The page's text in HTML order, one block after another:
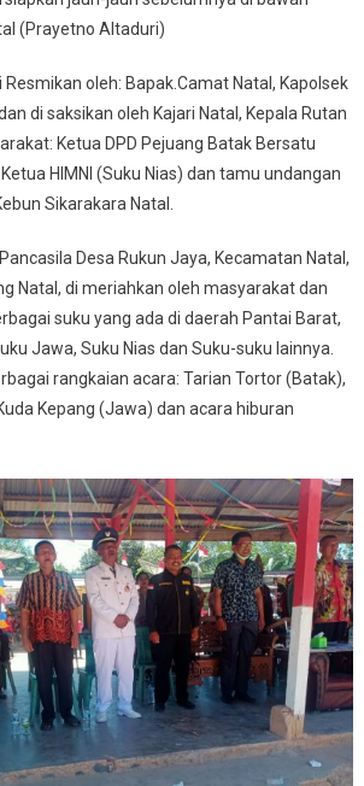
(Prayetno Altaduri)
oleh: Bapak.Camat Natal, Kapolsek
di saksikan oleh Kajari Natal, Kepala Rutan
Ketua DPD Pejuang Batak Bersatu
HIMNI (Suku Nias) dan tamu undangan
Sikarakara Natal.
Desa Rukun Jaya, Kecamatan Natal,
Natal, di meriahkan oleh masyarakat dan
suku yang ada di daerah Pantai Barat,
Jawa, Suku Nias dan Suku-suku lainnya.
rangkaian acara: Tarian Tortor (Batak),
Kepang (Jawa) dan acara hiburan